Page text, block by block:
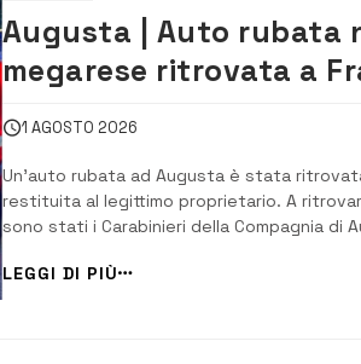
Augusta | Auto rubata
megarese ritrovata a
dai Carabinieri
1 AGOSTO 2026
Un’auto rubata ad Augusta è stata
restituita al legittimo proprietario. A
sono stati i Carabinieri della Compagnia di
Carabinieri “Sicilia”, nel corso di un
del territorio ...
LEGGI DI PIÙ